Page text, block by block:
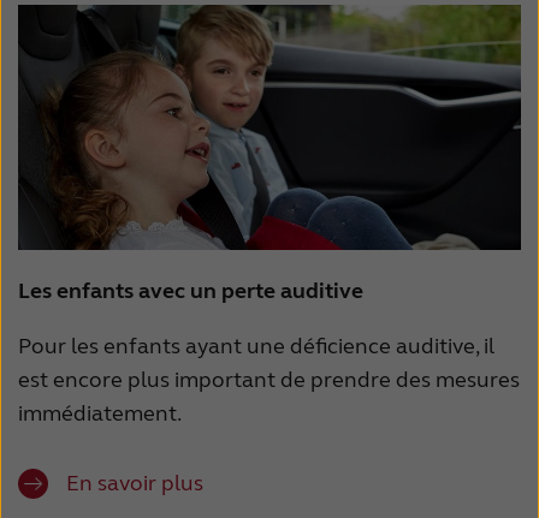
Les enfants avec un perte auditive
Pour les enfants ayant une déficience auditive, il
est encore plus important de prendre des mesures
immédiatement.
En savoir plus